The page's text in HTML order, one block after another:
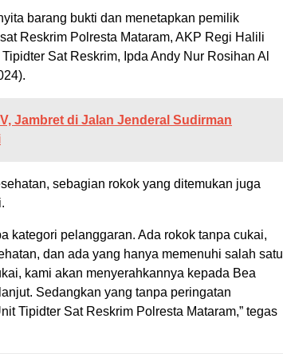
barang bukti dan menetapkan pemilik
Reskrim Polresta Mataram, AKP Regi Halili
Sat Reskrim, Ipda Andy Nur Rosihan Al
Jambret di Jalan Jenderal Sudirman
sebagian rokok yang ditemukan juga
kategori pelanggaran. Ada rokok tanpa cukai,
dan ada yang hanya memenuhi salah satu
kami akan menyerahkannya kepada Bea
Sedangkan yang tanpa peringatan
Tipidter Sat Reskrim Polresta Mataram,” tegas